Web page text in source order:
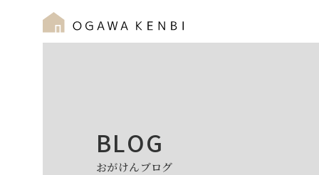
BLOG
おがけんブログ